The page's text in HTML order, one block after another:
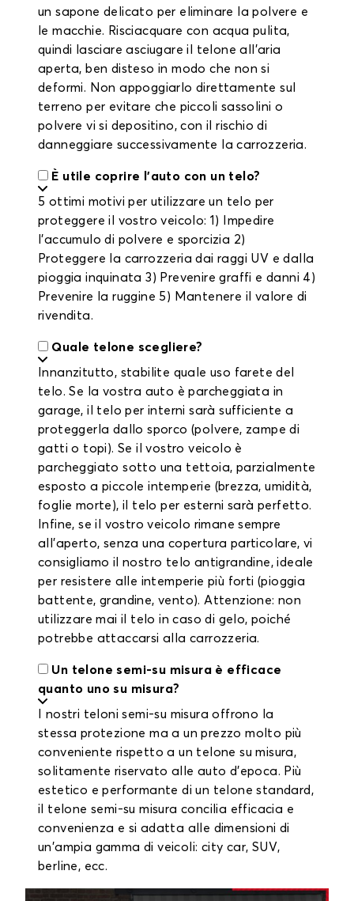
un sapone delicato per eliminare la polvere e
le macchie. Risciacquare con acqua pulita,
quindi lasciare asciugare il telone all'aria
aperta, ben disteso in modo che non si
deformi. Non appoggiarlo direttamente sul
terreno per evitare che piccoli sassolini o
polvere vi si depositino, con il rischio di
danneggiare successivamente la carrozzeria.
È utile coprire l'auto con un telo?
5 ottimi motivi per utilizzare un telo per
proteggere il vostro veicolo: 1) Impedire
l'accumulo di polvere e sporcizia 2)
Proteggere la carrozzeria dai raggi UV e dalla
pioggia inquinata 3) Prevenire graffi e danni 4)
Prevenire la ruggine 5) Mantenere il valore di
rivendita.
Quale telone scegliere?
Innanzitutto, stabilite quale uso farete del
telo. Se la vostra auto è parcheggiata in
garage, il telo per interni sarà sufficiente a
proteggerla dallo sporco (polvere, zampe di
gatti o topi). Se il vostro veicolo è
parcheggiato sotto una tettoia, parzialmente
esposto a piccole intemperie (brezza, umidità,
foglie morte), il telo per esterni sarà perfetto.
Infine, se il vostro veicolo rimane sempre
all'aperto, senza una copertura particolare, vi
consigliamo il nostro telo antigrandine, ideale
per resistere alle intemperie più forti (pioggia
battente, grandine, vento). Attenzione: non
utilizzare mai il telo in caso di gelo, poiché
potrebbe attaccarsi alla carrozzeria.
Un telone semi-su misura è efficace
quanto uno su misura?
I nostri teloni semi-su misura offrono la
stessa protezione ma a un prezzo molto più
conveniente rispetto a un telone su misura,
solitamente riservato alle auto d'epoca. Più
estetico e performante di un telone standard,
il telone semi-su misura concilia efficacia e
convenienza e si adatta alle dimensioni di
un'ampia gamma di veicoli: city car, SUV,
berline, ecc.